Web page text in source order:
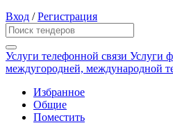
Вход /Регистрация
Услуги телефонной связи Услуги
междугородней, международной
Избранное
Общие
Поместить